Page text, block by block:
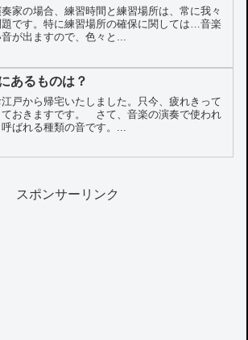
家の場合、練習時間と練習場所は、常に我々
です。特に練習場所の確保に関しては…音楽
が出ますので、色々と...
あるものは？
戸から帰宅いたしました。只今、疲れきって
おきますです。 さて、音楽の演奏で使われ
ばれる種類の音です。...
スポンサーリンク